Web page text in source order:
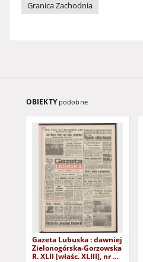
Granica Zachodnia
OBIEKTY podobne
Gazeta Lubuska : dawniej
Zielonogórska-Gorzowska
R. XLII [właśc. XLIII], nr 10